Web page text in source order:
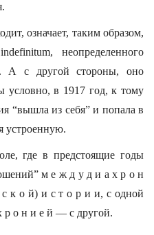
означает, таким образом,
неопределенного
А с другой стороны, оно
условно, в 1917 год, к тому
“вышла из себя” и попала в
устроенную.
где в предстоящие годы
м е ж д у д и а х р о н
к о й) и с т о р и и, с одной
р о н и е й — с другой.